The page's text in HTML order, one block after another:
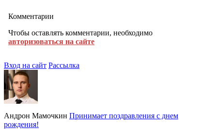
Комментарии
Чтобы оставлять комментарии, необходимо
авторизоваться на сайте
Вход на сайт Рассылка
Андрон Мамочкин Принимает поздравления с днем
рождения!